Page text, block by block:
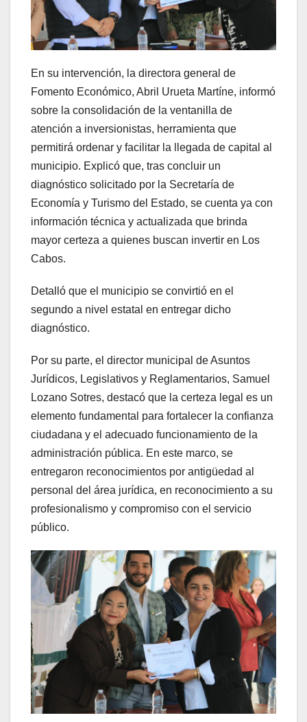
En su intervención, la directora general de
Fomento Económico, Abril Urueta Martíne, informó
sobre la consolidación de la ventanilla de
atención a inversionistas, herramienta que
permitirá ordenar y facilitar la llegada de capital al
municipio. Explicó que, tras concluir un
diagnóstico solicitado por la Secretaría de
Economía y Turismo del Estado, se cuenta ya con
información técnica y actualizada que brinda
mayor certeza a quienes buscan invertir en Los
Cabos.
Detalló que el municipio se convirtió en el
segundo a nivel estatal en entregar dicho
diagnóstico.
Por su parte, el director municipal de Asuntos
Jurídicos, Legislativos y Reglamentarios, Samuel
Lozano Sotres, destacó que la certeza legal es un
elemento fundamental para fortalecer la confianza
ciudadana y el adecuado funcionamiento de la
administración pública. En este marco, se
entregaron reconocimientos por antigüedad al
personal del área jurídica, en reconocimiento a su
profesionalismo y compromiso con el servicio
público.